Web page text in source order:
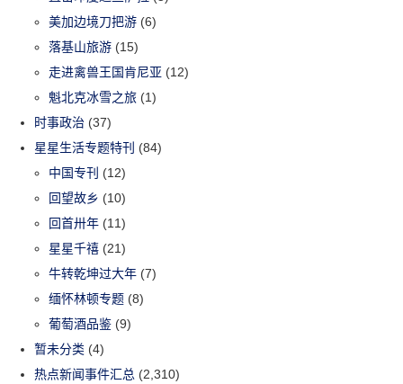
美加边境刀把游 (6)
落基山旅游 (15)
走进禽兽王国肯尼亚 (12)
魁北克冰雪之旅 (1)
时事政治 (37)
星星生活专题特刊 (84)
中国专刊 (12)
回望故乡 (10)
回首卅年 (11)
星星千禧 (21)
牛转乾坤过大年 (7)
缅怀林顿专题 (8)
葡萄酒品鉴 (9)
暂未分类 (4)
热点新闻事件汇总 (2,310)